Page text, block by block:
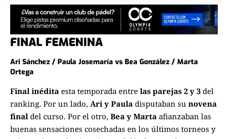
FINAL FEMENINA
Ari Sánchez / Paula Josemaría vs Bea González / Marta
Ortega
Final inédita esta temporada entre las parejas 2 y 3 del
ranking. Por un lado, Ari y Paula disputaban su novena
final del curso. Por el otro, Bea y Marta afianzaban las
buenas sensaciones cosechadas en los últimos torneos y